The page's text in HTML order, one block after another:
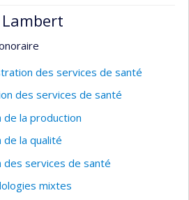
Lambert
des services de santé
des services de santé
de la production
de la qualité
des services de santé
mixtes